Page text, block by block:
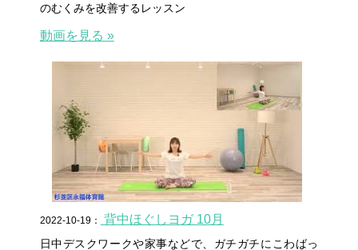
のむくみを改善するレッスン
動画を見る »
2022-10-19： 背中ほぐしヨガ 10月
日中デスクワークや家事などで、ガチガチにこわばっ